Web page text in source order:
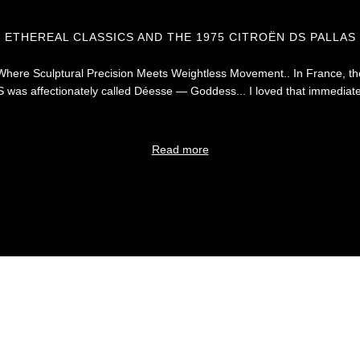
ETHEREAL CLASSICS AND THE 1975 CITROËN DS PALLAS
Sculptural Precision Meets Weightless Movement.. In France,
was affectionately called Déesse — Goddess... I loved that
Read more